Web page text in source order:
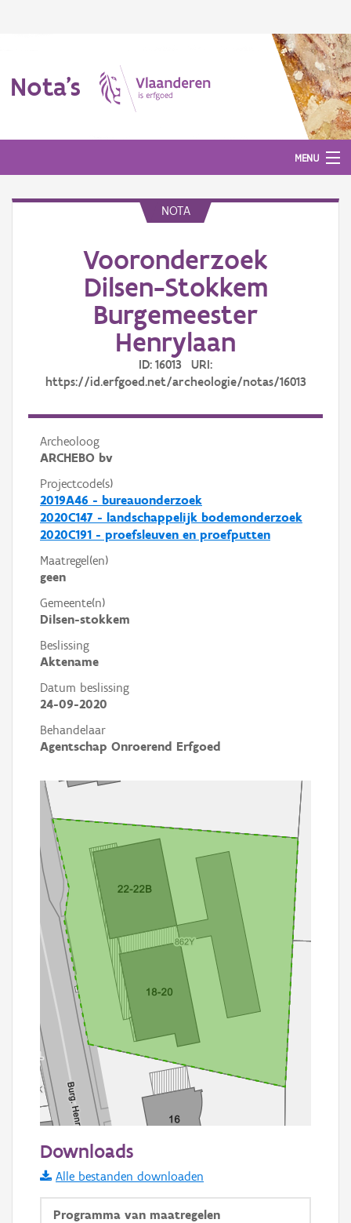
Nota's
MENU
NOTA
Vooronderzoek
Dilsen-Stokkem
Burgemeester
Henrylaan
ID: 16013 URI:
https://id.erfgoed.net/archeologie/notas/16013
Archeoloog
ARCHEBO bv
Projectcode(s)
2019A46 - bureauonderzoek
2020C147 - landschappelijk bodemonderzoek
2020C191 - proefsleuven en proefputten
Maatregel(en)
geen
Gemeente(n)
Dilsen-stokkem
Beslissing
Aktename
Datum beslissing
24-09-2020
Behandelaar
Agentschap Onroerend Erfgoed
Informatie Vlaanderen
i
Downloads
Alle bestanden downloaden
Programma van maatregelen